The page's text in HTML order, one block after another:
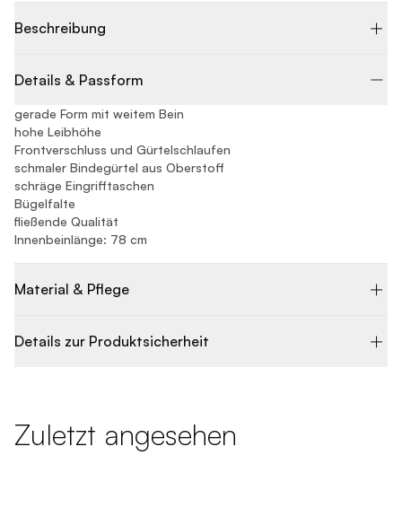
Beschreibung
Details & Passform
gerade Form mit weitem Bein
hohe Leibhöhe
Frontverschluss und Gürtelschlaufen
schmaler Bindegürtel aus Oberstoff
schräge Eingrifftaschen
Bügelfalte
fließende Qualität
Innenbeinlänge: 78 cm
Material & Pflege
Details zur Produktsicherheit
Zuletzt angesehen